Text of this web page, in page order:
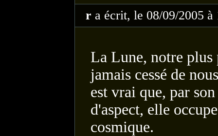
r a écrit, le 08/09/2005 à
La Lune, notre plus
jamais cessé de
est vrai que, par
d'aspect, elle
cosmique.